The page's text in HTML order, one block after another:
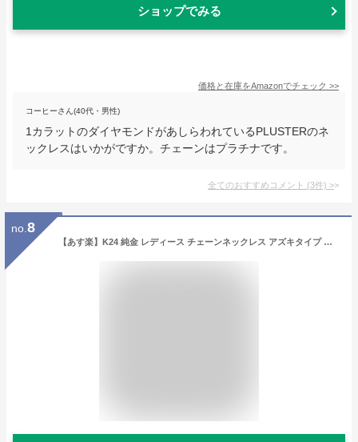
ショップでみる
価格と在庫をAmazonでチェック >>
コーヒーさん(40代・男性)
1カラットのダイヤモンドがあしらわれているPLUSTERのネ
ックレスはいかがですか。チェーンはプラチナです。
全てのおすすめコメント (3件) >
no. 8
【あす楽】K24 純金 レディース チェーンネックレス アズキタイプ 長43cm 女性 小豆 24金 イエローゴールド ジュエリー PRIMAGOLD プリマゴールド 送料無料